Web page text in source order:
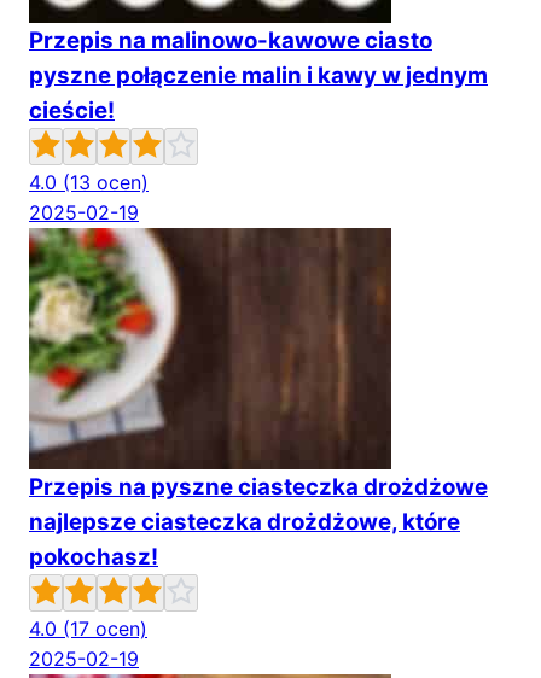
Przepis na malinowo-kawowe ciasto
pyszne połączenie malin i kawy w jednym
cieście!
4.0 (13 ocen)
2025-02-19
Przepis na pyszne ciasteczka drożdżowe
najlepsze ciasteczka drożdżowe, które
pokochasz!
4.0 (17 ocen)
2025-02-19